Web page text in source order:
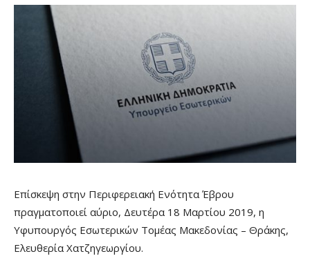
Επίσκεψη στην Περιφερειακή Ενότητα Έβρου
πραγματοποιεί αύριο, Δευτέρα 18 Μαρτίου 2019, η
Υφυπουργός Εσωτερικών Τομέας Μακεδονίας – Θράκης,
Ελευθερία Χατζηγεωργίου.